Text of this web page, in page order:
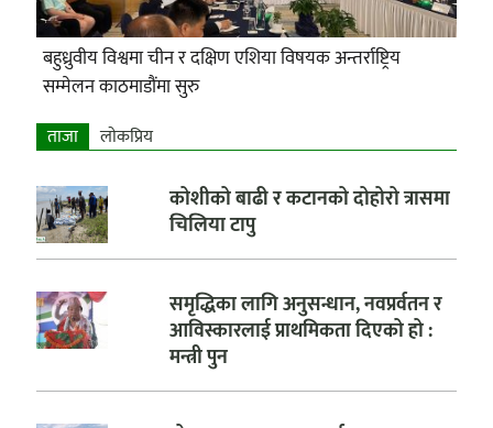
बहुध्रुवीय विश्वमा चीन र दक्षिण एशिया विषयक अन्तर्राष्ट्रिय
सम्मेलन काठमाडौंमा सुरु
ताजा लाेकप्रिय
कोशीको बाढी र कटानको दोहोरो त्रासमा
चिलिया टापु
समृद्धिका लागि अनुसन्धान, नवप्रर्वतन र
आविस्कारलाई प्राथमिकता दिएको हो :
मन्त्री पुन